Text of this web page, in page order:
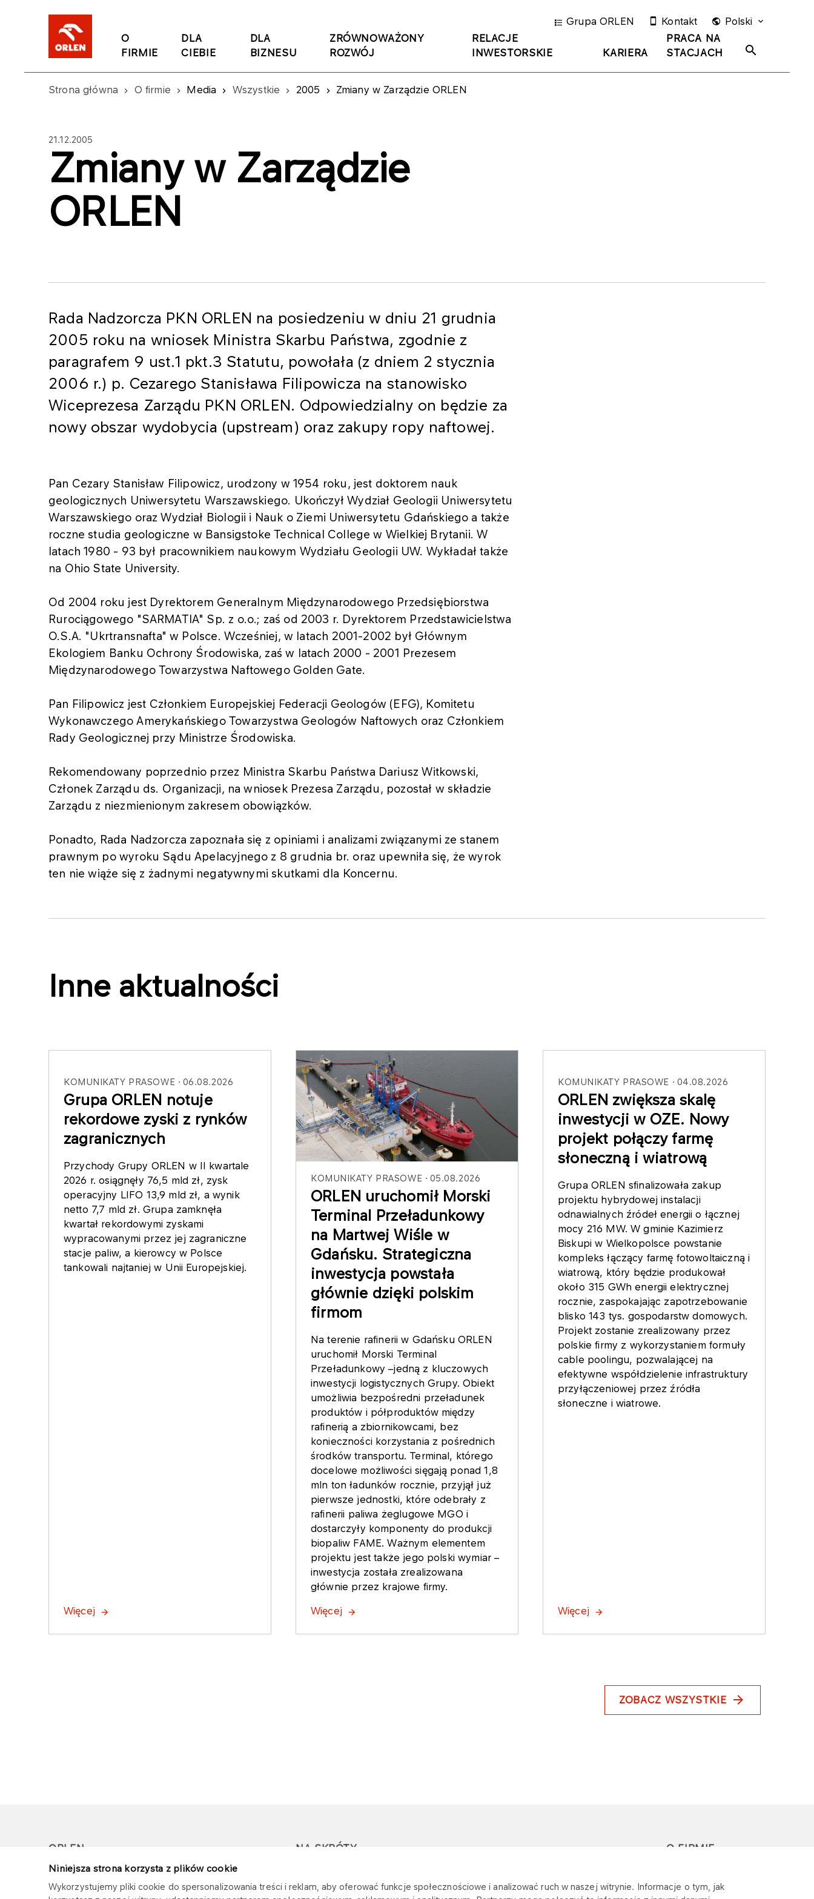
Niniejsza strona korzysta z plików cookie
Wykorzystujemy pliki cookie do spersonalizowania treści i reklam, aby oferować funkcje społecznościowe i analizować ruch w naszej witrynie. Informacje o tym, jak
O
FIRMIE
DLA
CIEBIE
DLA
BIZNESU
ZRÓWNOWAŻONY
ROZWÓJ
RELACJE
INWESTORSKIE
KARIERA
PRACA NA
STACJACH
Grupa ORLEN Kontakt Polski
Strona główna O firmie Media Wszystkie 2005 Zmiany w Zarządzie ORLEN
21.12.2005
Zmiany w Zarządzie
ORLEN
Rada Nadzorcza PKN ORLEN na posiedzeniu w dniu 21 grudnia
2005 roku na wniosek Ministra Skarbu Państwa, zgodnie z
paragrafem 9 ust.1 pkt.3 Statutu, powołała (z dniem 2 stycznia
2006 r.) p. Cezarego Stanisława Filipowicza na stanowisko
Wiceprezesa Zarządu PKN ORLEN. Odpowiedzialny on będzie za
nowy obszar wydobycia (upstream) oraz zakupy ropy naftowej.
Pan Cezary Stanisław Filipowicz, urodzony w 1954 roku, jest doktorem nauk
geologicznych Uniwersytetu Warszawskiego. Ukończył Wydział Geologii Uniwersytetu
Warszawskiego oraz Wydział Biologii i Nauk o Ziemi Uniwersytetu Gdańskiego a także
roczne studia geologiczne w Bansigstoke Technical College w Wielkiej Brytanii. W
latach 1980 - 93 był pracownikiem naukowym Wydziału Geologii UW. Wykładał także
na Ohio State University.
Od 2004 roku jest Dyrektorem Generalnym Międzynarodowego Przedsiębiorstwa
Rurociągowego "SARMATIA" Sp. z o.o.; zaś od 2003 r. Dyrektorem Przedstawicielstwa
O.S.A. "Ukrtransnafta" w Polsce. Wcześniej, w latach 2001-2002 był Głównym
Ekologiem Banku Ochrony Środowiska, zaś w latach 2000 - 2001 Prezesem
Międzynarodowego Towarzystwa Naftowego Golden Gate.
Pan Filipowicz jest Członkiem Europejskiej Federacji Geologów (EFG), Komitetu
Wykonawczego Amerykańskiego Towarzystwa Geologów Naftowych oraz Członkiem
Rady Geologicznej przy Ministrze Środowiska.
Rekomendowany poprzednio przez Ministra Skarbu Państwa Dariusz Witkowski,
Członek Zarządu ds. Organizacji, na wniosek Prezesa Zarządu, pozostał w składzie
Zarządu z niezmienionym zakresem obowiązków.
Ponadto, Rada Nadzorcza zapoznała się z opiniami i analizami związanymi ze stanem
prawnym po wyroku Sądu Apelacyjnego z 8 grudnia br. oraz upewniła się, że wyrok
ten nie wiąże się z żadnymi negatywnymi skutkami dla Koncernu.
Inne aktualności
KOMUNIKATY PRASOWE 06.08.2026
Grupa ORLEN notuje
rekordowe zyski z rynków
zagranicznych
Przychody Grupy ORLEN w II kwartale
2026 r. osiągnęły 76,5 mld zł, zysk
operacyjny LIFO 13,9 mld zł, a wynik
netto 7,7 mld zł. Grupa zamknęła
kwartał rekordowymi zyskami
wypracowanymi przez jej zagraniczne
stacje paliw, a kierowcy w Polsce
tankowali najtaniej w Unii Europejskiej.
Więcej
KOMUNIKATY PRASOWE 05.08.2026
ORLEN uruchomił Morski
Terminal Przeładunkowy
na Martwej Wiśle w
Gdańsku. Strategiczna
inwestycja powstała
głównie dzięki polskim
firmom
Na terenie rafinerii w Gdańsku ORLEN
uruchomił Morski Terminal
Przeładunkowy –jedną z kluczowych
inwestycji logistycznych Grupy. Obiekt
umożliwia bezpośredni przeładunek
produktów i półproduktów między
rafinerią a zbiornikowcami, bez
konieczności korzystania z pośrednich
środków transportu. Terminal, którego
docelowe możliwości sięgają ponad 1,8
mln ton ładunków rocznie, przyjął już
pierwsze jednostki, które odebrały z
rafinerii paliwa żeglugowe MGO i
dostarczyły komponenty do produkcji
biopaliw FAME. Ważnym elementem
projektu jest także jego polski wymiar –
inwestycja została zrealizowana
głównie przez krajowe firmy.
Więcej
KOMUNIKATY PRASOWE 04.08.2026
ORLEN zwiększa skalę
inwestycji w OZE. Nowy
projekt połączy farmę
słoneczną i wiatrową
Grupa ORLEN sfinalizowała zakup
projektu hybrydowej instalacji
odnawialnych źródeł energii o łącznej
mocy 216 MW. W gminie Kazimierz
Biskupi w Wielkopolsce powstanie
kompleks łączący farmę fotowoltaiczną i
wiatrową, który będzie produkował
około 315 GWh energii elektrycznej
rocznie, zaspokajając zapotrzebowanie
blisko 143 tys. gospodarstw domowych.
Projekt zostanie zrealizowany przez
polskie firmy z wykorzystaniem formuły
cable poolingu, pozwalającej na
efektywne współdzielenie infrastruktury
przyłączeniowej przez źródła
słoneczne i wiatrowe.
Więcej
ZOBACZ WSZYSTKIE
ORLEN
Copyright © 1996-2026
Wszystkie prawa zastrzeżone
NA SKRÓTY
oszustwami
reklamację
O FIRMIE